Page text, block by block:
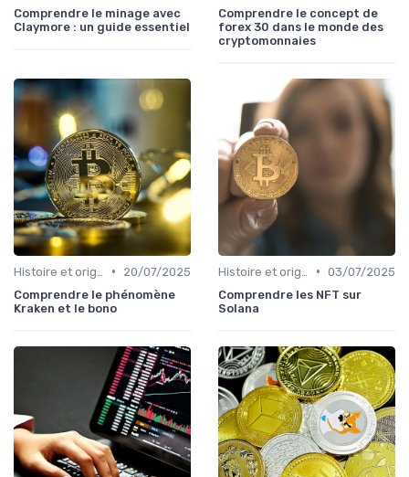
Comprendre le minage avec
Claymore : un guide essentiel
Comprendre le concept de
forex 30 dans le monde des
cryptomonnaies
•
20/07/2025
Comprendre le phénomène
Kraken et le bono
• 03/07/2025
Comprendre les NFT sur
Solana